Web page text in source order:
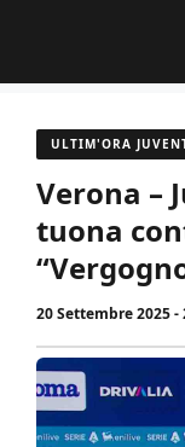
contenuto
ULTIM'ORA
Verona –
tuona
20 Settembre 2025 -